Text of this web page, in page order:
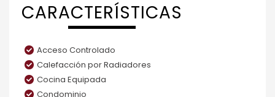
CARACTERÍSTICAS
Acceso Controlado
Calefacción por Radiadores
Cocina Equipada
Condominio